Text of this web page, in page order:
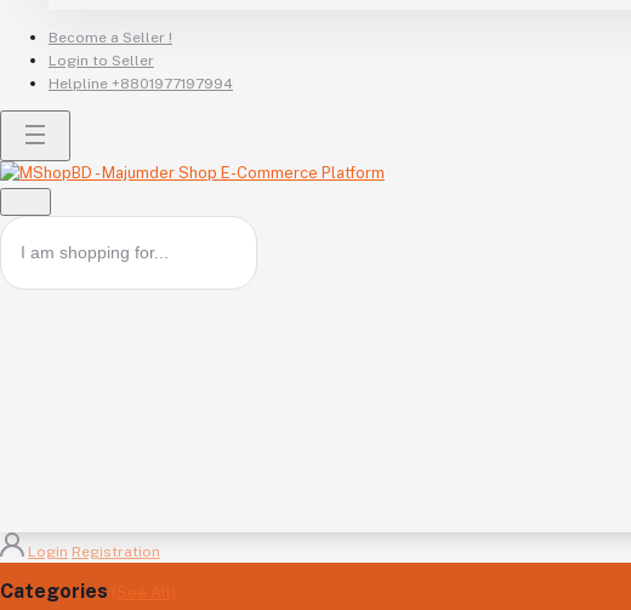
Become a Seller !
Login to Seller
Helpline +8801977197994
Login Registration
Categories (See All)